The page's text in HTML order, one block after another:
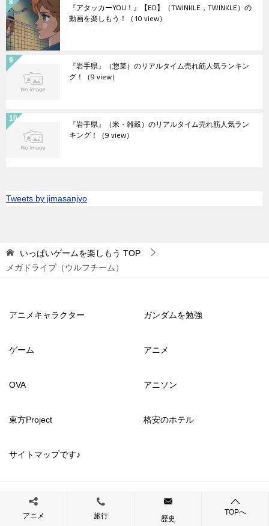
『アタッカーYOU！』【ED】（TWINKLE，TWINKLE）の
動画を楽しもう！ （10 view）
『岩手県』（惣菜）のリアルタイム売れ筋人気ランキン
グ！ （9 view）
『岩手県』（米・雑穀）のリアルタイム売れ筋人気ラン
キング！ （9 view）
Tweets by jimasanjyo
いっぱいゲームを楽しもう TOP
メガドライブ（ウルフチーム）
アニメキャラクター ガンダムを勉強
ゲーム アニメ
OVA アニソン
東方Project 格安のホテル
サイトマップです♪
© 2017 いっぱいゲームを楽しもう
アニメ 旅行 歴史
TOPへ